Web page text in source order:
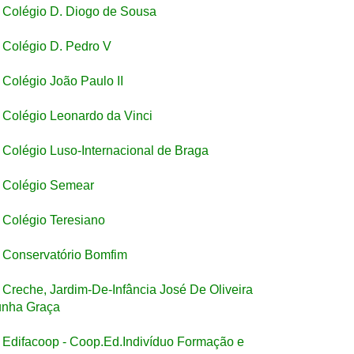
Colégio D. Diogo de Sousa
Colégio D. Pedro V
Colégio João Paulo II
Colégio Leonardo da Vinci
Colégio Luso-Internacional de Braga
Colégio Semear
Colégio Teresiano
Conservatório Bomfim
Creche, Jardim-De-Infância José De Oliveira
Graça
Edifacoop - Coop.Ed.Indivíduo Formação e